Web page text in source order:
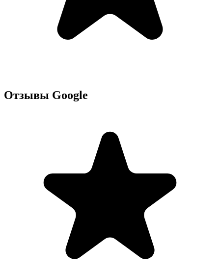
Отзывы Google